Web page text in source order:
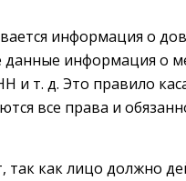
информация о
данные информация о
и т. д. Это правило
все права и
так как лицо должно